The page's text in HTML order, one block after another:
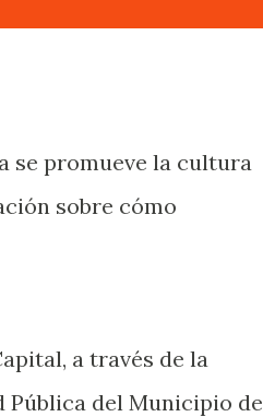
se promueve la cultura
sobre cómo
a través de la
Pública del Municipio de